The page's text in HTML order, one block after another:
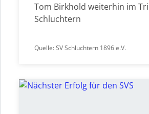
Tom Birkhold weiterhin im
Schluchtern
Quelle: SV Schluchtern 1896 e.V.